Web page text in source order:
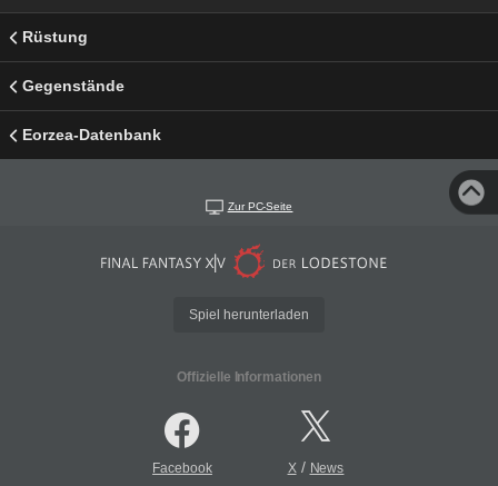
Rüstung
Gegenstände
Eorzea-Datenbank
Zur PC-Seite
Spiel herunterladen
Offizielle Informationen
Facebook X/ News